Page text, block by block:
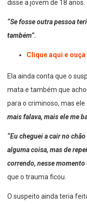
disse a jovem de 18 anos.
“Se fosse outra pessoa
também”.
Clique aqui e
Ela ainda conta que o
mata e também que
para o criminoso, mas ele
mais falava, mais ele me
“Eu cheguei a cair no
alguma coisa, mas de
correndo, nesse
que o trauma ficou.
O suspeito ainda teria